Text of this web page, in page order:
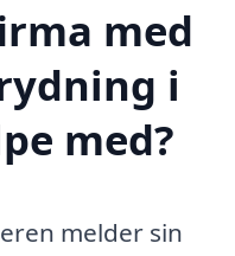
med
i
med?
melder sin